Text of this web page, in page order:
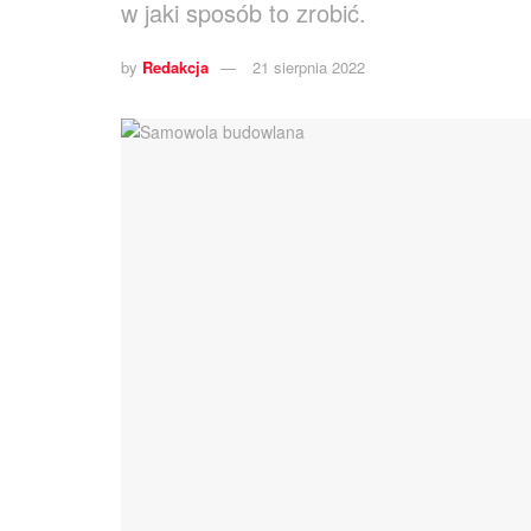
w jaki sposób to zrobić.
by Redakcja 21 sierpnia 2022